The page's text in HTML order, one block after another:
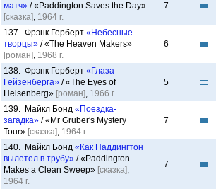
матч» / «Paddington Saves the Day»
[сказка], 1964 г.
7
137. Фрэнк Герберт «Небесные
творцы» / «The Heaven Makers»
[роман], 1968 г.
6
138. Фрэнк Герберт «Глаза
Гейзенберга» / «The Eyes of
Heisenberg» [роман], 1966 г.
5
139. Майкл Бонд «Поездка-
загадка» / «Mr Gruber′s Mystery
Tour» [сказка], 1964 г.
7
140. Майкл Бонд «Как Паддингтон
вылетел в трубу» / «Paddington
Makes a Clean Sweep» [сказка],
1964 г.
7